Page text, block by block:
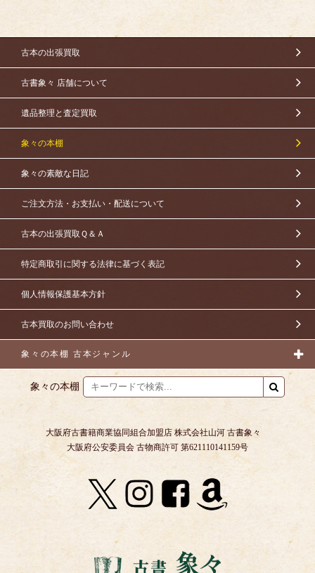
古本の出張買取
古書象々 店舗について
遺品整理と査定買取
象々の本棚
象々の素敵な日記
ご注文方法・お支払い・配送について
古本の出張買取Ｑ＆Ａ
特定商取引に関する法律に基づく表記
個人情報保護基本方針
古本買取のお問い合わせ
象々の本棚 古本ジャンル
象々の本棚
大阪府古書籍商業協同組合加盟店 株式会社山河 古書象々
大阪府公安委員会 古物商許可 第621110141159号